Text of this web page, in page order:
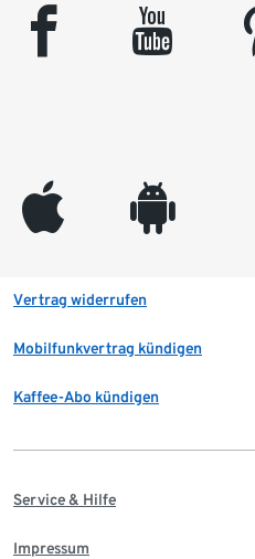
facebook youtube
appleinc android
Vertrag widerrufen
Mobilfunkvertrag kündigen
Kaffee-Abo kündigen
Service & Hilfe
Impressum